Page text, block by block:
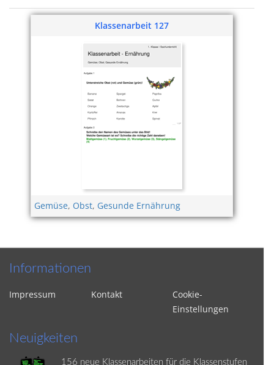
Klassenarbeit 127
Gemüse, Obst, Gesunde Ernährung
Informationen
Impressum Kontakt
Cookie-
Einstellungen
Neuigkeiten
156 neue Klassenarbeiten für die Klassenstufen